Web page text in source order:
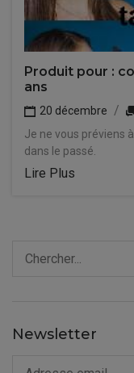
Produit pour :
ans
20 décembre
Je ne vous préviens
dans le passé.
Lire Plus
Newsletter